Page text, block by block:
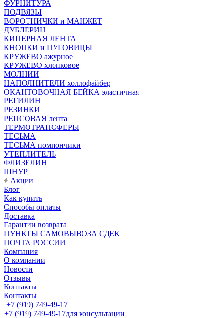
ФУРНИТУРА
ПОДВЯЗЫ
ВОРОТНИЧКИ и МАНЖЕТ
ДУБЛЕРИН
КИПЕРНАЯ ЛЕНТА
КНОПКИ и ПУГОВИЦЫ
КРУЖЕВО ажурное
КРУЖЕВО хлопковое
МОЛНИИ
НАПОЛНИТЕЛИ холлофайбер
ОКАНТОВОЧНАЯ БЕЙКА эластичная
РЕГИЛИН
РЕЗИНКИ
РЕПСОВАЯ лента
ТЕРМОТРАНСФЕРЫ
ТЕСЬМА
ТЕСЬМА помпончики
УТЕПЛИТЕЛЬ
ФЛИЗЕЛИН
ШНУР
Акции
Блог
Как купить
Способы оплаты
Доставка
Гарантии возврата
ПУНКТЫ САМОВЫВОЗА СДЕК
ПОЧТА РОССИИ
Компания
О компании
Новости
Отзывы
Контакты
Контакты
+7 (919) 749-49-17
+7 (919) 749-49-17для консультации